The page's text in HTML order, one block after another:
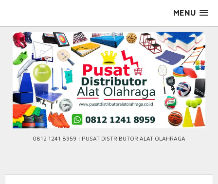
MENU
0812 1241 8959 | PUSAT DISTRIBUTOR ALAT OLAHRAGA